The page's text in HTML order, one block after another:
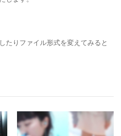
たりファイル形式を変えてみると